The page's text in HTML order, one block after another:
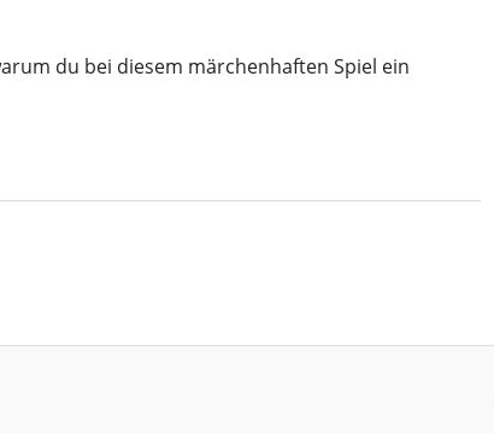
du bei diesem märchenhaften Spiel ein